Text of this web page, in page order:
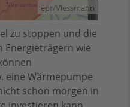
epr/Viessmann
zu stoppen und die
Energieträgern wie
eine Wärmepumpe
schon morgen in